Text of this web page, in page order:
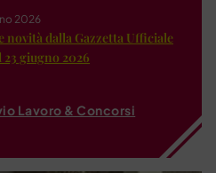
2026
novità dalla Gazzetta Ufficiale
giugno 2026
Lavoro & Concorsi